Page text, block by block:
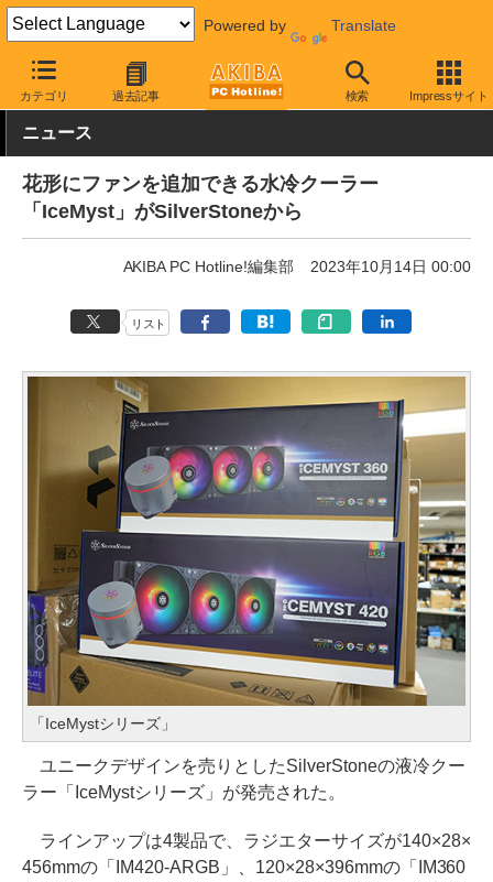
Powered by Translate
カテゴリ 過去記事 検索 Impressサイト
AKIBA PC Hotline! PCパーツ 水冷クーラー・パーツ
ニュース
花形にファンを追加できる水冷クーラー
「IceMyst」がSilverStoneから
AKIBA PC Hotline!編集部 2023年10月14日 00:00
リスト
「IceMystシリーズ」
ユニークデザインを売りとしたSilverStoneの液冷クー
ラー「IceMystシリーズ」が発売された。
ラインアップは4製品で、ラジエターサイズが140×28×
456mmの「IM420-ARGB」、120×28×396mmの「IM360